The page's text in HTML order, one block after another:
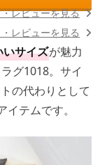
サイズが魅力
グ1018。サイ
の代わりとして
テムです。
レビューを見る
レビューを見る